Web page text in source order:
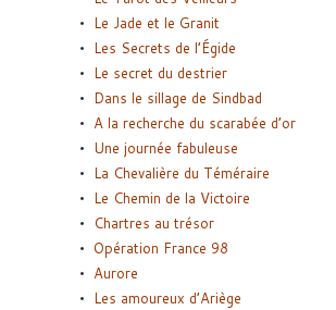
Le Jade et le Granit
Les Secrets de l’Égide
Le secret du destrier
Dans le sillage de Sindbad
A la recherche du scarabée d’or
Une journée fabuleuse
La Chevalière du Téméraire
Le Chemin de la Victoire
Chartres au trésor
Opération France 98
Aurore
Les amoureux d’Ariège